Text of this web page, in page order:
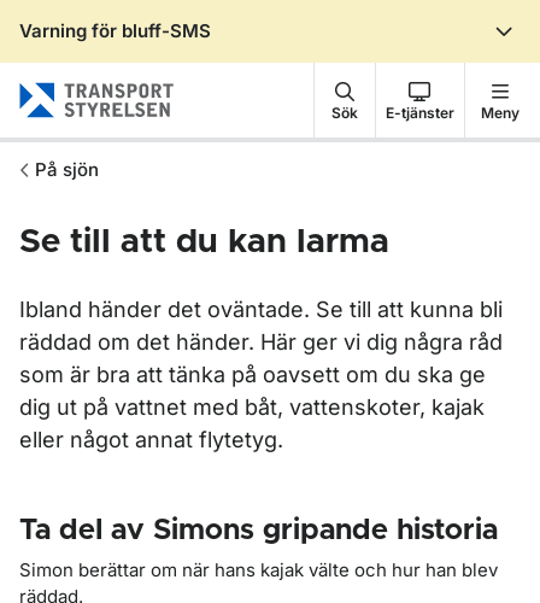
Varning för bluff-SMS
Sök E-tjänster Meny
På sjön
Se till att du kan larma
Ibland händer det oväntade. Se till att kunna bli
räddad om det händer. Här ger vi dig några råd
som är bra att tänka på oavsett om du ska ge
dig ut på vattnet med båt, vattenskoter, kajak
eller något annat flytetyg.
Ta del av Simons gripande historia
Simon berättar om när hans kajak välte och hur han blev
räddad.